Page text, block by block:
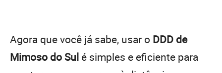
Agora que você já sabe, usar o DDD de
Mimoso do Sul é simples e eficiente para